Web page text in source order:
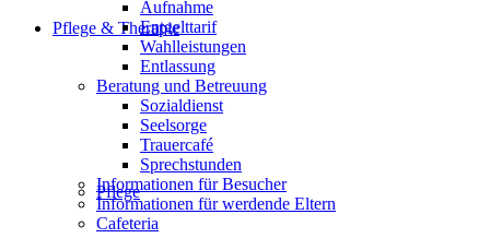
Pflege & Therapie
Pflege
Aufnahme
Entgelttarif
Wahlleistungen
Entlassung
Beratung und Betreuung
Sozialdienst
Seelsorge
Trauercafé
Sprechstunden
Informationen für Besucher
Informationen für werdende Eltern
Cafeteria